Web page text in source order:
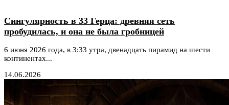
Сингулярность в 33 Герца: древняя сеть
пробудилась, и она не была гробницей
6 июня 2026 года, в 3:33 утра, двенадцать пирамид на шести
континентах...
14.06.2026